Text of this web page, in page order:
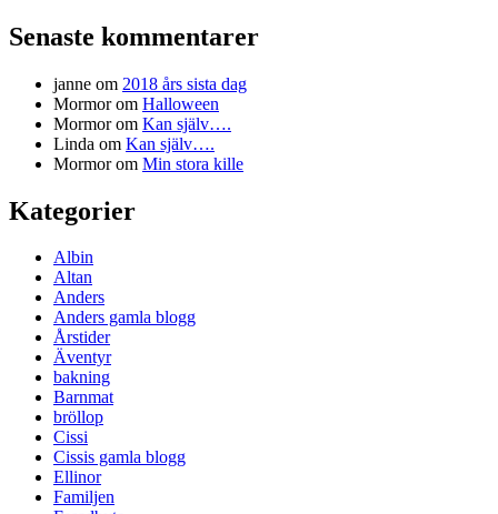
Senaste kommentarer
janne om 2018 års sista dag
Mormorom Halloween
Mormorom Kan själv….
Linda om Kan själv….
Mormorom Min stora kille
Kategorier
Albin
Altan
Anders
Anders gamla blogg
Årstider
Äventyr
bakning
Barnmat
bröllop
Cissi
Cissis gamla blogg
Ellinor
Familjen